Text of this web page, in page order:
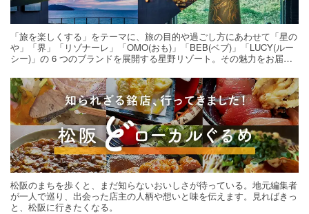
「旅を楽しくする」をテーマに、旅の目的や過ごし方にあわせて「星の
や」「界」「リゾナーレ」「OMO(おも)」「BEB(ベブ)」「LUCY(ルー
シー)」の 6 つのブランドを展開する星野リゾート。その魅力をお届け
松阪のまちを歩くと、まだ知らないおいしさが待っている。地元編集者
が一人で巡り、出会った店主の人柄や想いと味を伝えます。見ればきっ
と、松阪に行きたくなる。